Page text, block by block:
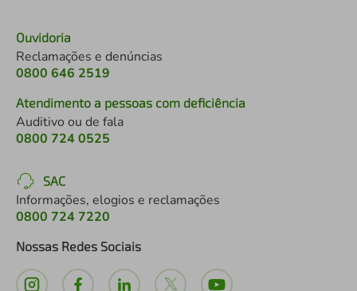
Ouvidoria
Reclamações e denúncias
0800 646 2519
Atendimento a pessoas com deficiência
Auditivo ou de fala
0800 724 0525
SAC
Informações, elogios e reclamações
0800 724 7220
Nossas Redes Sociais